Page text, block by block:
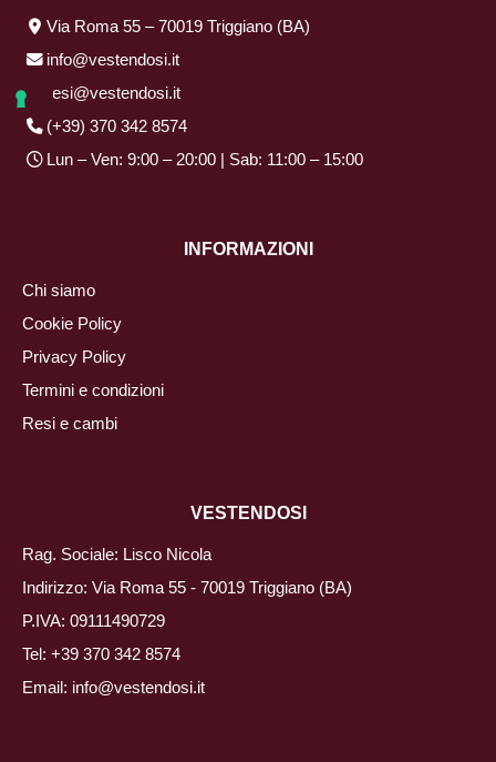
Via Roma 55 – 70019 Triggiano (BA)
info@vestendosi.it
resi@vestendosi.it
(+39) 370 342 8574
Lun – Ven: 9:00 – 20:00 | Sab: 11:00 – 15:00
INFORMAZIONI
Chi siamo
Cookie Policy
Privacy Policy
Termini e condizioni
Resi e cambi
VESTENDOSI
Rag. Sociale: Lisco Nicola
Indirizzo: Via Roma 55 - 70019 Triggiano (BA)
P.IVA: 09111490729
Tel: +39 370 342 8574
Email: info@vestendosi.it